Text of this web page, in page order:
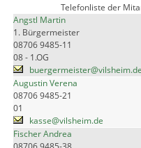
Telefonliste der
Angstl Martin
1. Bürgermeister
08706 9485-11
08 - 1.OG
buergermeister@vilsheim.de
Augustin Verena
08706 9485-21
01
kasse@vilsheim.de
Fischer Andrea